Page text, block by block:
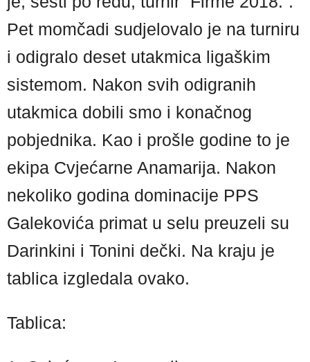
Pet momčadi sudjelovalo je na turniru
i odigralo deset utakmica ligaškim
sistemom. Nakon svih odigranih
utakmica dobili smo i konačnog
pobjednika. Kao i prošle godine to je
ekipa Cvjećarne Anamarija. Nakon
nekoliko godina dominacije PPS
Galekovića primat u selu preuzeli su
Darinkini i Tonini dečki. Na kraju je
tablica izgledala ovako.
Tablica: